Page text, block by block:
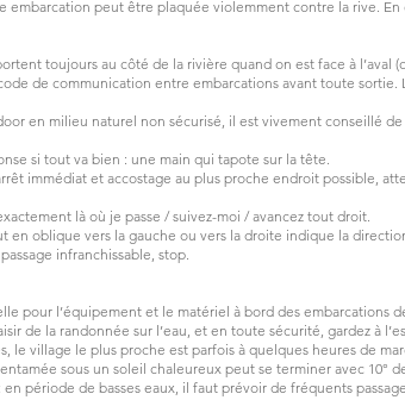
embarcation peut être plaquée violemment contre la rive.
toujours au côté de la rivière quand on est face à l’aval
de communication entre embarcations avant toute
en milieu naturel non sécurisé, il est vivement conseillé
si tout va bien : une main qui tapote sur la tête.
immédiat et accostage au plus proche endroit possible,
là où je passe / suivez-moi / avancez tout droit.
en oblique vers la gauche ou vers la droite indique la
infranchissable, stop.
pour l’équipement et le matériel à bord des embarcations
de la randonnée sur l’eau, et en toute sécurité, gardez à
le village le plus proche est parfois à quelques heures de
sous un soleil chaleureux peut se terminer avec 10°
période de basses eaux, il faut prévoir de fréquents